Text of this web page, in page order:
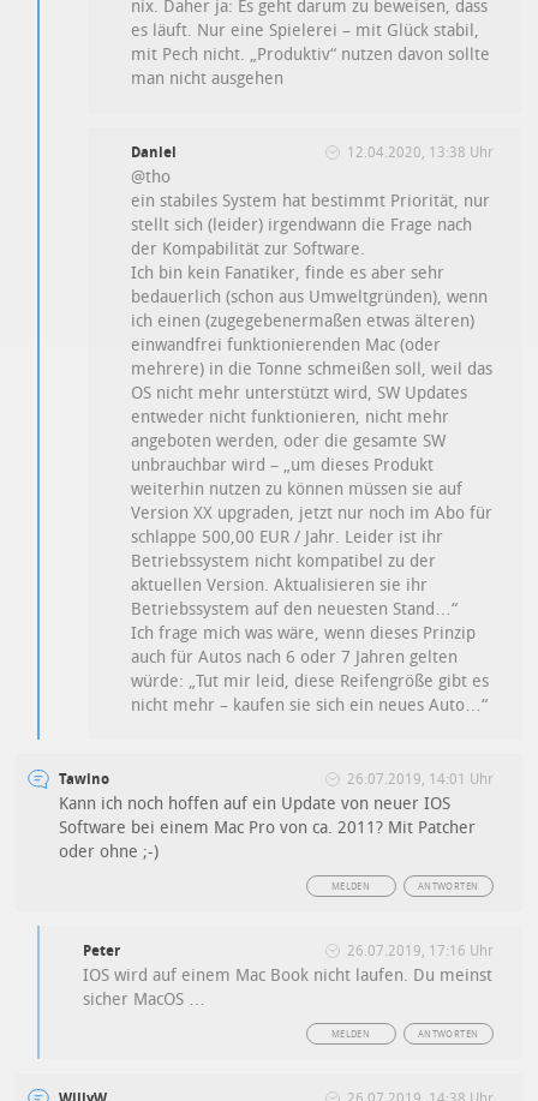
nix. Daher ja: Es geht darum zu beweisen, dass
es läuft. Nur eine Spielerei – mit Glück stabil,
mit Pech nicht. „Produktiv“ nutzen davon sollte
man nicht ausgehen
Daniel 12.04.2020, 13:38 Uhr
@tho
ein stabiles System hat bestimmt Priorität, nur
stellt sich (leider) irgendwann die Frage nach
der Kompabilität zur Software.
Ich bin kein Fanatiker, finde es aber sehr
bedauerlich (schon aus Umweltgründen), wenn
ich einen (zugegebenermaßen etwas älteren)
einwandfrei funktionierenden Mac (oder
mehrere) in die Tonne schmeißen soll, weil das
OS nicht mehr unterstützt wird, SW Updates
entweder nicht funktionieren, nicht mehr
angeboten werden, oder die gesamte SW
unbrauchbar wird – „um dieses Produkt
weiterhin nutzen zu können müssen sie auf
Version XX upgraden, jetzt nur noch im Abo für
schlappe 500,00 EUR / Jahr. Leider ist ihr
Betriebssystem nicht kompatibel zu der
aktuellen Version. Aktualisieren sie ihr
Betriebssystem auf den neuesten Stand…“
Ich frage mich was wäre, wenn dieses Prinzip
auch für Autos nach 6 oder 7 Jahren gelten
würde: „Tut mir leid, diese Reifengröße gibt es
nicht mehr – kaufen sie sich ein neues Auto…“
Tawino 26.07.2019, 14:01 Uhr
Kann ich noch hoffen auf ein Update von neuer IOS
Software bei einem Mac Pro von ca. 2011? Mit Patcher
oder ohne ;-)
ANTWORTEN
MELDEN
Peter 26.07.2019, 17:16 Uhr
IOS wird auf einem Mac Book nicht laufen. Du meinst
sicher MacOS …
ANTWORTEN
MELDEN